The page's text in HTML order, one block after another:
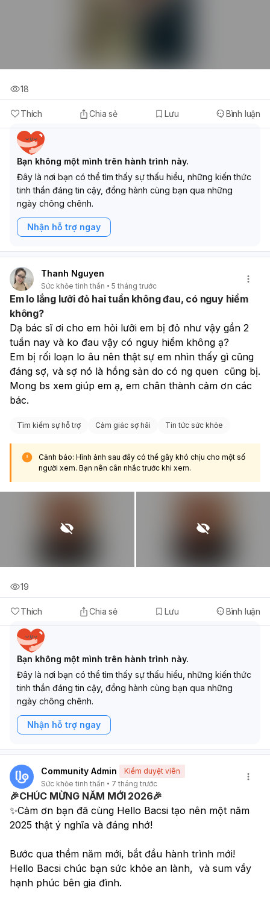
Thích Chia sẻ Lưu Bình luận
18
Bạn không một mình trên hành trình này.
Đây là nơi bạn có thể tìm thấy sự thấu hiểu, những kiến thức
tinh thần đáng tin cậy, đồng hành cùng bạn qua những
ngày chông chênh.
Nhận hỗ trợ ngay
Thanh Nguyen
Sức khỏe tinh thần 5 tháng trước
Em lo lắng lưỡi đỏ hai tuần không đau, có nguy hiểm
không?
Dạ bác sĩ ơi cho em hỏi lưỡi em bị đỏ như vậy gần 2
tuần nay và ko đau vậy có nguy hiểm không ạ?
Em bị rối loạn lo âu nên thật sự em nhìn thấy gì cũng
đáng sợ, và sợ nó là hồng sản do có ng quen  cũng bị.
Mong bs xem giúp em ạ, em chân thành cảm ơn các
bác.
Tìm kiếm sự hỗ trợ Cảm giác sợ hãi Tin tức sức khỏe
Cảnh báo: Hình ảnh sau đây có thể gây khó chịu cho một số
người xem. Bạn nên cân nhắc trước khi xem.
Thích Chia sẻ Lưu Bình luận
19
Bạn không một mình trên hành trình này.
Đây là nơi bạn có thể tìm thấy sự thấu hiểu, những kiến thức
tinh thần đáng tin cậy, đồng hành cùng bạn qua những
ngày chông chênh.
Nhận hỗ trợ ngay
Community Admin
Kiểm duyệt viên
Sức khỏe tinh thần
7 tháng trước
🎉CHÚC MỪNG NĂM MỚI 2026🎉
✨Cảm ơn bạn đã cùng Hello Bacsi tạo nên một năm
2025 thật ý nghĩa và đáng nhớ!
Bước qua thềm năm mới, bắt đầu hành trình mới!
Hello Bacsi chúc bạn sức khỏe an lành,  và sum vầy
hạnh phúc bên gia đình.